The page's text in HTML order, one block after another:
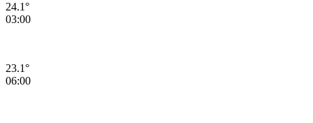
24.1°
03:00
23.1°
06:00